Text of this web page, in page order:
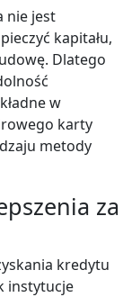
nie jest
kapitału,
Dlatego
w
karty
metody
za
kredytu
instytucje